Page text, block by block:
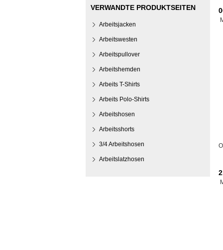
VERWANDTE PRODUKTSEITEN
Arbeitsjacken
Arbeitswesten
Arbeitspullover
Arbeitshemden
Arbeits T-Shirts
Arbeits Polo-Shirts
Arbeitshosen
Arbeitsshorts
3/4 Arbeitshosen
Arbeitslatzhosen